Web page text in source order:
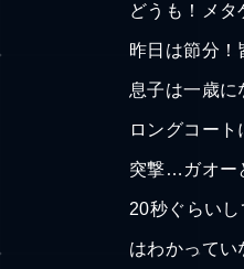
どうも！メタ
昨日は節分
息子は一歳
ロングコー
突撃…ガオー
20秒ぐらい
はわかってい